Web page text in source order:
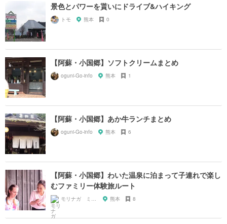
景色とパワーを貰いにドライブ&ハイキング
トモ 熊本 0
【阿蘇・小国郷】ソフトクリームまとめ
oguni-Go-info 熊本 1
【阿蘇・小国郷】あか牛ランチまとめ
oguni-Go-info 熊本 6
【阿蘇・小国郷】わいた温泉に泊まって子連れで楽し
むファミリー体験旅ルート
モリナガ ミツヒロ 熊本 8